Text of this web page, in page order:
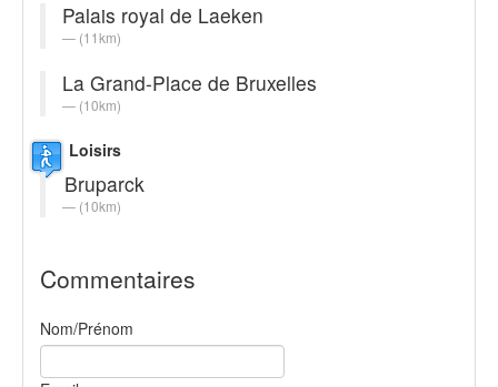
Palais royal de Laeken
(11km)
La Grand-Place de Bruxelles
(10km)
Loisirs
Bruparck
(10km)
Commentaires
Nom/Prénom